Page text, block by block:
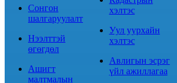
Сонгон
шалгаруулалт
Нээлттэй
өгөгдөл
Ашигт
малтмалын
хэлтэс
Уул уурхайн
хэлтэс
Авлигын эсрэг
үйл ажиллагаа